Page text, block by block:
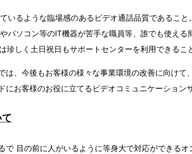
いるような臨場感のあるビデオ通話品質であること。
パソコン等のIT機器が苦手な職員等、誰でも使える
珍しく土日祝日もサポートセンターを利用できるこ
は、今後もお客様の様々な事業環境の改善に向け
にお客様のお役に立てるビデオコミュニケーション
で 目の前に人がいるように等身大で対応ができる